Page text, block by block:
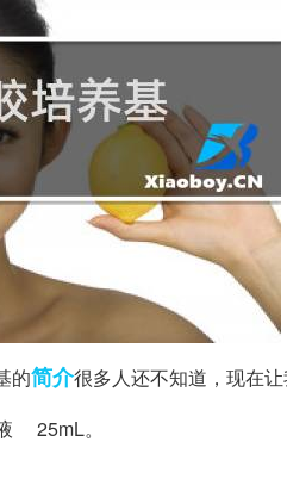
的简介很多人还不知道，现在
25mL。